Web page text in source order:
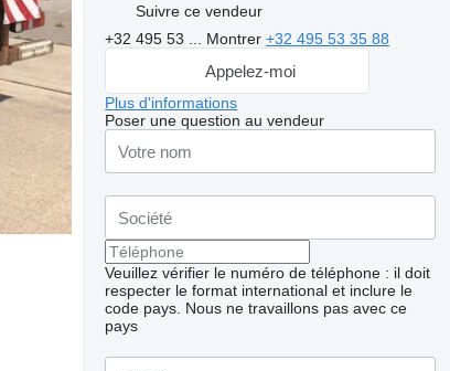
Suivre ce vendeur
+32 495 53 ... Montrer+32 495 53 35 88
Appelez-moi
Plus d'informations
Poser une question au vendeur
Veuillez vérifier le numéro de téléphone : il doit
respecter le format international et inclure le
code pays. Nous ne travaillons pas avec ce
pays